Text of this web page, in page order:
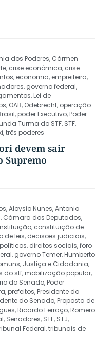
dos Poderes, Cármen
, crise econômica, crise
, economia, empreiteira,
, governo federal,
,Lei de
, OAB, Odebrecht, operação
,poder Executivo,Poder
Turma do STF, STF,
,três poderes
devem sair
Supremo
,Aloysio Nunes,Antonio
, Câmara dos Deputados,
, constituição de
de leis, decisões judiciais,
, direitos sociais,foro
, governo Temer,Humberto
, Justiça e Cidadania,
do stf,mobilização popular,
do Senado,Poder
,prefeitos,Presidente da
do Senado,Proposta de
,Ricardo Ferraço,Romero
, Senadores, STF, STJ,
Federal,tribunais de